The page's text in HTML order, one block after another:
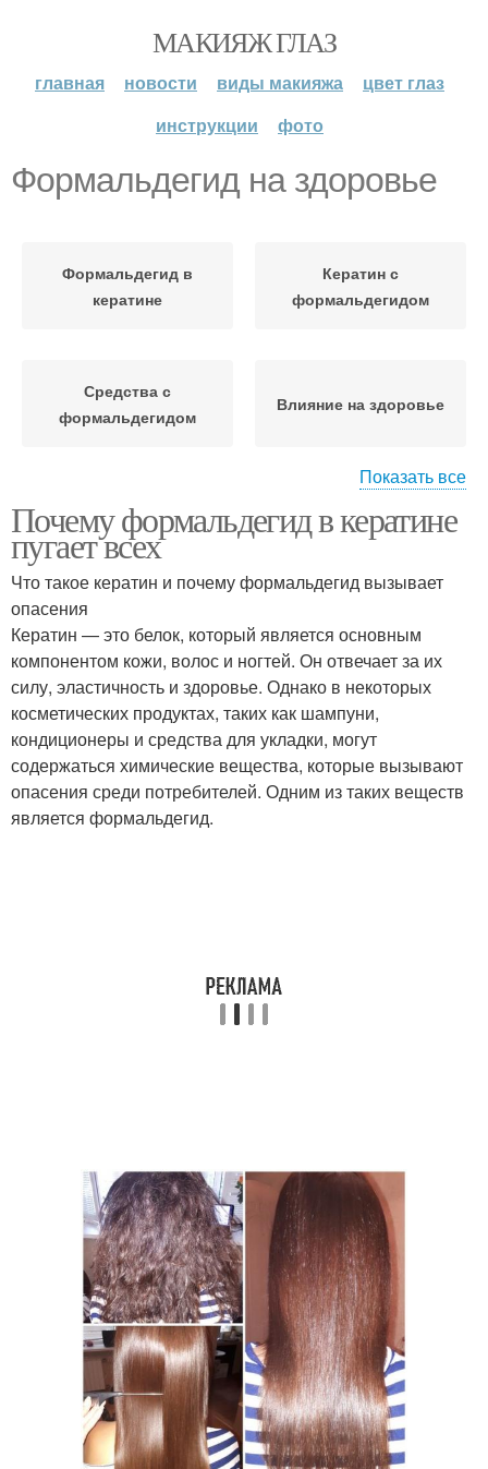
МАКИЯЖ ГЛАЗ
главная новости виды макияжа
цвет глаз
инструкции
фото
Формальдегид на здоровье
Формальдегид в
кератине
Кератин с
формальдегидом
Средства с
формальдегидом
Влияние на здоровье
Формальдегид в
косметологии
составах
Риски для здоровья
специального
оборудования
Формальдегид в
бытовых продуктах
Проблемы со
здоровьем
Показать все
Почему формальдегид в кератине
пугает всех
Что такое кератин и почему формальдегид вызывает
опасения
Кератин — это белок, который является основным
компонентом кожи, волос и ногтей. Он отвечает за их
силу, эластичность и здоровье. Однако в некоторых
косметических продуктах, таких как шампуни,
кондиционеры и средства для укладки, могут
содержаться химические вещества, которые вызывают
опасения среди потребителей. Одним из таких веществ
является формальдегид.